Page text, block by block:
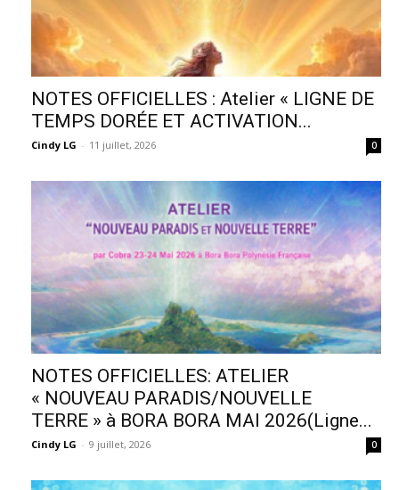
NOTES OFFICIELLES : Atelier « LIGNE DE
TEMPS DORÉE ET ACTIVATION...
Cindy LG - 11 juillet, 2026 0
NOTES OFFICIELLES: ATELIER
« NOUVEAU PARADIS/NOUVELLE
TERRE » à BORA BORA MAI 2026(Ligne...
Cindy LG - 9 juillet, 2026 0